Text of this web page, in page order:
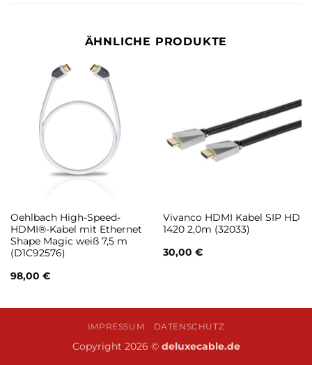
ÄHNLICHE PRODUKTE
Oehlbach High-Speed-
HDMI®-Kabel mit Ethernet
Shape Magic weiß 7,5 m
(D1C92576)
98,00 €
Vivanco HDMI Kabel SIP HD
1420 2,0m (32033)
30,00 €
IMPRESSUM DATENSCHUTZ
Copyright 2026 © deluxecable.de